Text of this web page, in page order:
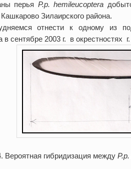
перья P.p.hemileucoptera
Зилаирского района.
отнести к одному из
сентябре 2003 г. в окрестностях
Вероятная гибридизация междуP.p